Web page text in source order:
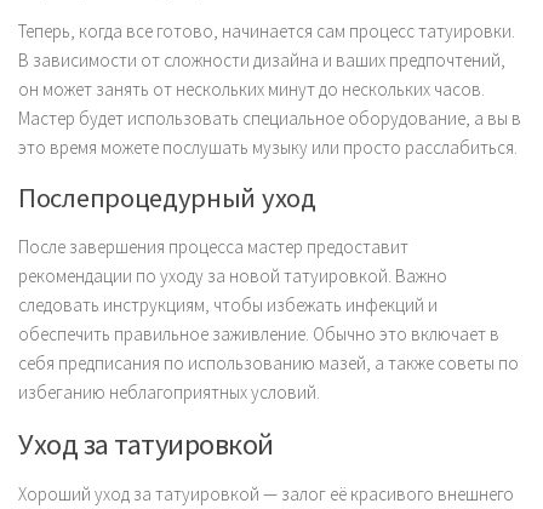
Теперь, когда все готово, начинается сам процесс татуировки.
В зависимости от сложности дизайна и ваших предпочтений,
он может занять от нескольких минут до нескольких часов.
Мастер будет использовать специальное оборудование, а вы в
это время можете послушать музыку или просто расслабиться.
Послепроцедурный уход
После завершения процесса мастер предоставит
рекомендации по уходу за новой татуировкой. Важно
следовать инструкциям, чтобы избежать инфекций и
обеспечить правильное заживление. Обычно это включает в
себя предписания по использованию мазей, а также советы по
избеганию неблагоприятных условий.
Уход за татуировкой
Хороший уход за татуировкой — залог её красивого внешнего